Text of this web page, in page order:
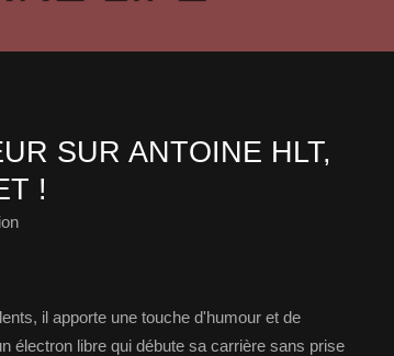
SUR ANTOINE HLT,
!
il apporte une touche d'humour et de
électron libre qui débute sa carrière sans prise